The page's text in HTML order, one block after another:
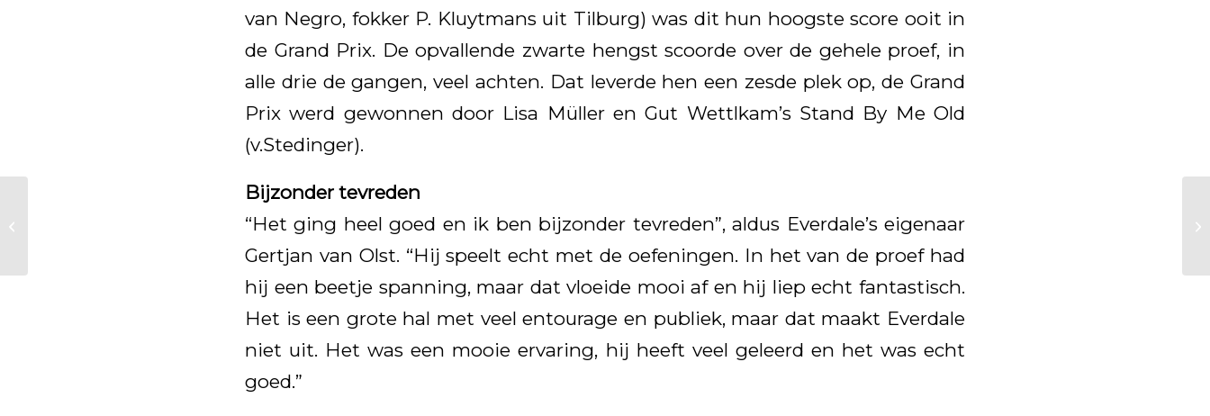
van Negro, fokker P. Kluytmans uit Tilburg) was dit hun hoogste score ooit in
de Grand Prix. De opvallende zwarte hengst scoorde over de gehele proef, in
alle drie de gangen, veel achten. Dat leverde hen een zesde plek op, de Grand
Prix werd gewonnen door Lisa Müller en Gut Wettlkam’s Stand By Me Old
(v.Stedinger).
Bijzonder tevreden
“Het ging heel goed en ik ben bijzonder tevreden”, aldus Everdale’s eigenaar
Gertjan van Olst. “Hij speelt echt met de oefeningen. In het van de proef had
hij een beetje spanning, maar dat vloeide mooi af en hij liep echt fantastisch.
Het is een grote hal met veel entourage en publiek, maar dat maakt Everdale
niet uit. Het was een mooie ervaring, hij heeft veel geleerd en het was echt
goed.”